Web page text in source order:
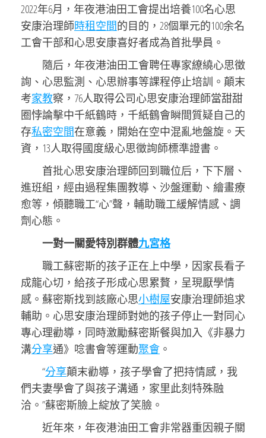
2022年6月，年夜港油田工會提出培養100名心思
安康治理師時租空間的目的，28個單元的100余名
工會干部和心思安康喜好者成為首批學員。
隨后，年夜港油田工會聘任專家繚繞心思徵
詢、心思監測、心思辦事等課程停止培訓。顛末
考家教察，76人取得公司心思安康治理師當甜甜
圈悖論擊中千紙鶴時，千紙鶴會瞬間質疑自己的
存私密空間在意義，開始在空中混亂地盤旋。天
資，13人取得國度級心思徵詢師標準證書。
首批心思安康治理師回到職位后，下下層、
進班組，經由過程集團教導、沙盤運動、繪畫療
愈等，傾聽職工“心”聲，輔助職工緩解情感、調
劑心態。
一對一關愛特別群體九宮格
職工蘇密斯的孩子正在上中學，因家長看子
成龍心切，給孩子形成心思累贅，呈現厭學情
感。蘇密斯找到該廠心思小樹屋安康治理師追求
輔助。心思安康治理師對她的孩子停止一對同心
專心理勸導，同時激勵蘇密斯餐與加入《非暴力
溝分享通》唸書會等運動聚會 。
“分享顛末勸導，孩子學會了把持情感，我
們夫妻學會了與孩子溝通，家里此刻特殊融
洽。”蘇密斯臉上綻放了笑臉。
近年來，年夜港油田工會非常器重因親子關